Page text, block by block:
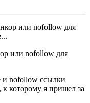
или nofollow для
и nofollow ссылки
к которому я пришел за